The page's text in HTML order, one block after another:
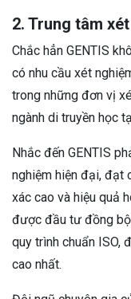
2. Trung tâm
Chắc hẳn GENTIS
có nhu cầu xét
trong những đơn vị
ngành di truyền học
Nhắc đến GENTIS
nghiệm hiện đại, đạt
xác cao và hiệu quả
được đầu tư đồng
quy trình chuẩn ISO,
cao nhất.